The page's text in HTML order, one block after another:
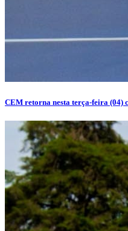
CEM retorna nesta terça-feira (04)